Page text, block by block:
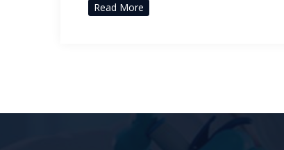
Read More